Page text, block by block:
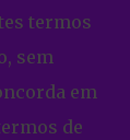
termos
sem
em
de